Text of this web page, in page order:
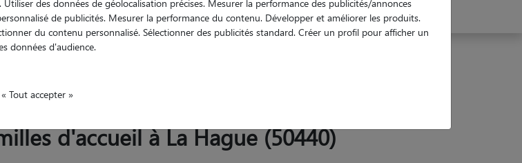
d'accueil à La Hague (50440)
des données de géolocalisation précises. Mesurer la performance des publicités/annonces
de publicités. Mesurer la performance du contenu. Développer et améliorer les produits.
du contenu personnalisé. Sélectionner des publicités standard. Créer un profil pour afficher un
données d'audience.
Tout accepter »